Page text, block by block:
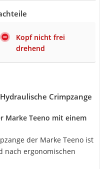
Kopf nicht frei
drehend
Crimpzange
Marke Teeno mit einem
der Marke Teeno ist
nach ergonomischen